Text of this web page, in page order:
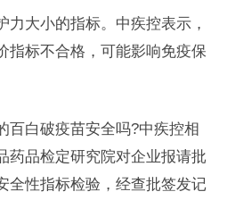
力大小的指标。中疾控表示，
指标不合格，可能影响免疫保
百白破疫苗安全吗?中疾控相
药品检定研究院对企业报请批
全性指标检验，经查批签发记